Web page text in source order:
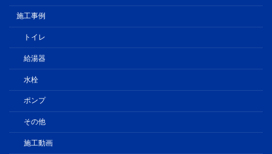
施工事例
トイレ
給湯器
水栓
ポンプ
その他
施工動画